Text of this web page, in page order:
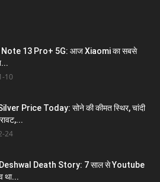
Note 13 Pro+ 5G: आज Xiaomi का सबसे
10
Price Today: सोने की कीमत स्थिर, चांदी
24
Death Story: 7 साल से Youtube
था...